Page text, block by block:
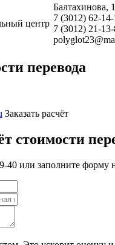
центр
Балтахинова,
7 (3012) 62-
7 (3012) 21-
перевода
Заказать расчёт
стоимости
40 или заполните форму